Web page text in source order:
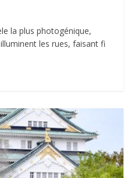
la plus photogénique,
les rues, faisant fi